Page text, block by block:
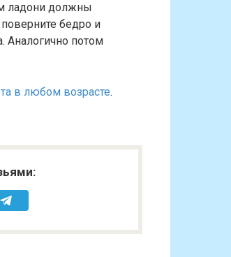
ладони должны
бедро и
Аналогично потом
в любом возрасте.